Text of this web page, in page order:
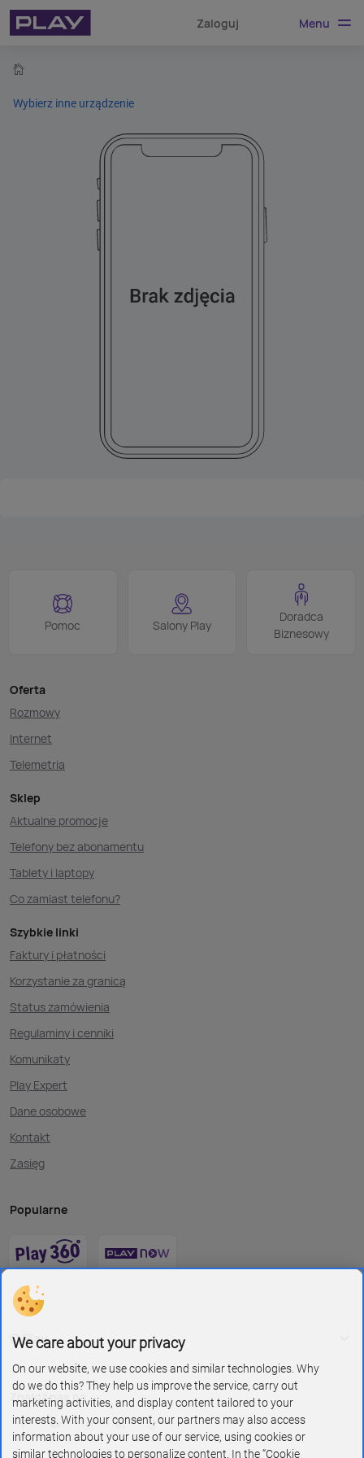
Zaloguj Menu
Wybierz inne urządzenie
Pomoc Salony Play
Doradca
Biznesowy
Oferta
Rozmowy
Internet
Telemetria
Sklep
Aktualne promocje
Telefony bez abonamentu
Tablety i laptopy
Co zamiast telefonu?
Szybkie linki
Faktury i płatności
Korzystanie za granicą
Status zamówienia
Regulaminy i cenniki
Komunikaty
Play Expert
Dane osobowe
Kontakt
Zasięg
Popularne
O Play
Znajdź nas na
We care about your privacy
On our website, we use cookies and similar technologies. Why
do we do this? They help us improve the service, carry out
marketing activities, and display content tailored to your
interests. With your consent, our partners may also access
information about your use of our service, using cookies or
similar technologies to personalize content. In the “Cookie